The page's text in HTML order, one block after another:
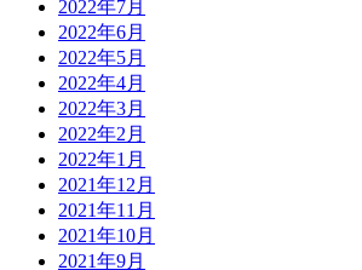
2022年7月
2022年6月
2022年5月
2022年4月
2022年3月
2022年2月
2022年1月
2021年12月
2021年11月
2021年10月
2021年9月